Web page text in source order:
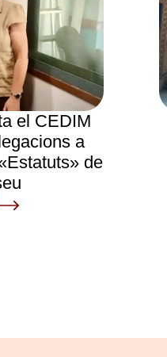
el CEDIM
a
de